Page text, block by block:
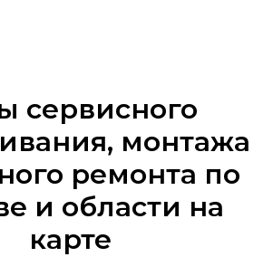
сервисного
монтажа
ремонта по
и области на
карте